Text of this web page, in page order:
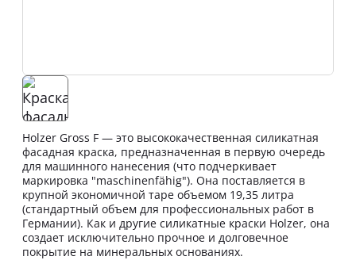
Holzer Gross F — это высококачественная силикатная
фасадная краска, предназначенная в первую очередь
для машинного нанесения (что подчеркивает
маркировка "maschinenfähig"). Она поставляется в
крупной экономичной таре объемом 19,35 литра
(стандартный объем для профессиональных работ в
Германии). Как и другие силикатные краски Holzer, она
создает исключительно прочное и долговечное
покрытие на минеральных основаниях.